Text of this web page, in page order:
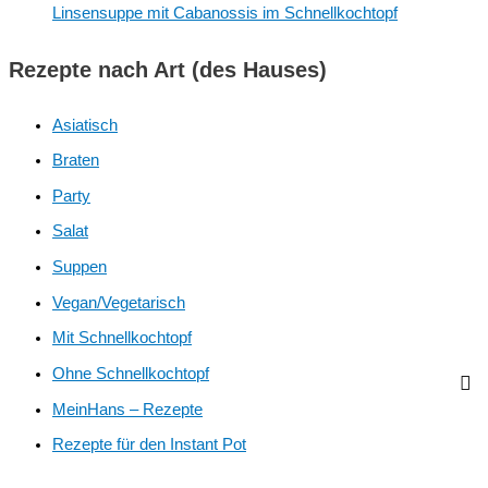
Linsensuppe mit Cabanossis im Schnellkochtopf
Rezepte nach Art (des Hauses)
Asiatisch
Braten
Party
Salat
Suppen
Vegan/Vegetarisch
Mit Schnellkochtopf
Ohne Schnellkochtopf
MeinHans – Rezepte
Rezepte für den Instant Pot